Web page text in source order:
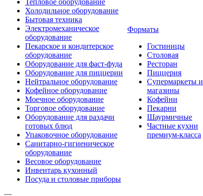
Тепловое оборудование
Холодильное оборудование
Бытовая техника
Электромеханическое
оборудование
Пекарское и кондитерское
оборудование
Оборудование для фаст-фуда
Оборудование для пиццерии
Нейтральное оборудование
Кофейное оборудование
Моечное оборудование
Торговое оборудование
Оборудование для раздачи
готовых блюд
Упаковочное оборудование
Санитарно-гигиеническое
оборудование
Весовое оборудование
Инвентарь кухонный
Посуда и столовые приборы
Форматы
Гостиницы
Столовая
Ресторан
Пиццерия
Супермаркеты и
магазины
Кофейни
Пекарни
Шаурмичные
Частные кухни
премиум-класса